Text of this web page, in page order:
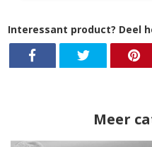
Interessant product? Deel
Meer